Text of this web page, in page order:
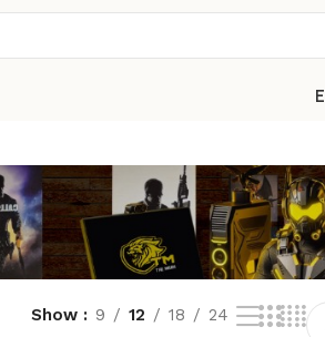
Show 9 12 18 24